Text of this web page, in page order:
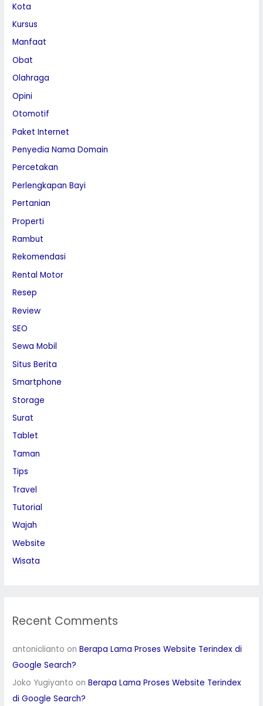
Kota
Kursus
Manfaat
Obat
Olahraga
Opini
Otomotif
Paket Internet
Penyedia Nama Domain
Percetakan
Perlengkapan Bayi
Pertanian
Properti
Rambut
Rekomendasi
Rental Motor
Resep
Review
SEO
Sewa Mobil
Situs Berita
Smartphone
Storage
Surat
Tablet
Taman
Tips
Travel
Tutorial
Wajah
Website
Wisata
Recent Comments
antoniclianto onBerapa Lama Proses Website Terindex di
Google Search?
Joko Yugiyanto onBerapa Lama Proses Website Terindex
di Google Search?